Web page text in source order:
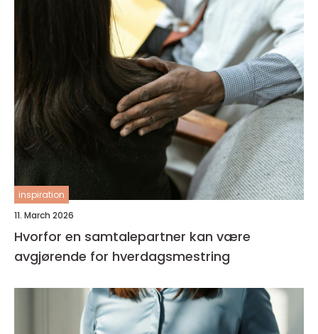
inspiration
11. March 2026
Hvorfor en samtalepartner kan være
avgjørende for hverdagsmestring